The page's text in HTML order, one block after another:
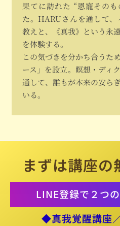
果てに訪れた “恩寵その
た。HARUさんを通して
教えと、《真我》という永
を体験する。
この気づきを分かち合うた
ース」を設立。瞑想・ディ
通して、誰もが本来の安ら
いる。
まずは講座の
LINE登録で２つ
◆真我覚醒講座